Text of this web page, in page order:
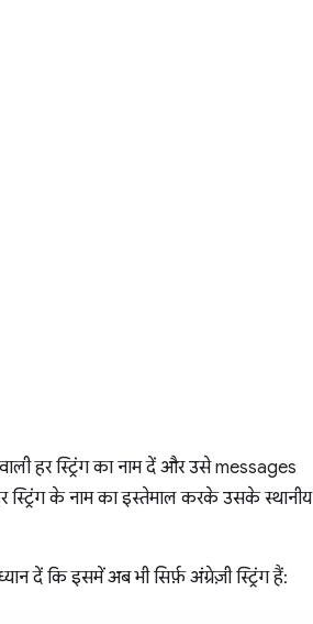
हर स्ट्रिंग का नाम दें और उसे messages
के नाम का इस्तेमाल करके उसके स्थानीय
दें कि इसमें अब भी सिर्फ़ अंग्रेज़ी स्ट्रिंग हैं: